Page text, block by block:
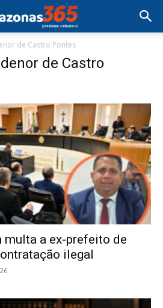
de Castro Pontes
de Castro
multa a ex-prefeito de
ilegal